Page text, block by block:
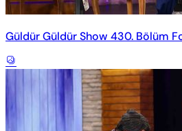
Güldür Güldür Show 430. Bölüm